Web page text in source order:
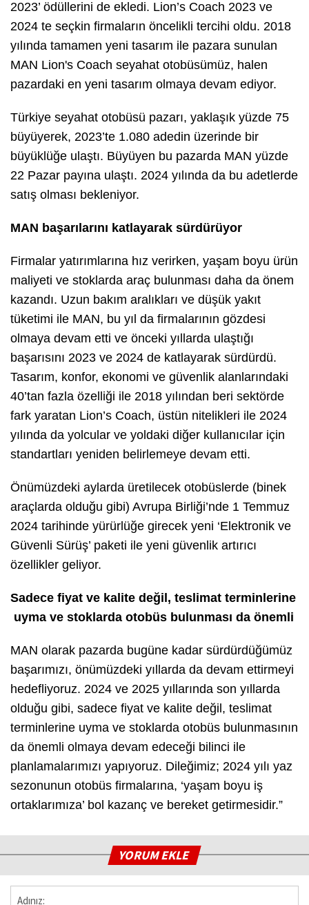
2023’ ödüllerini de ekledi. Lion’s Coach 2023 ve
2024 te seçkin firmaların öncelikli tercihi oldu. 2018
yılında tamamen yeni tasarım ile pazara sunulan
MAN Lion's Coach seyahat otobüsümüz, halen
pazardaki en yeni tasarım olmaya devam ediyor.
Türkiye seyahat otobüsü pazarı, yaklaşık yüzde 75
büyüyerek, 2023’te 1.080 adedin üzerinde bir
büyüklüğe ulaştı. Büyüyen bu pazarda MAN yüzde
22 Pazar payına ulaştı. 2024 yılında da bu adetlerde
satış olması bekleniyor.
MAN başarılarını katlayarak sürdürüyor
Firmalar yatırımlarına hız verirken, yaşam boyu ürün
maliyeti ve stoklarda araç bulunması daha da önem
kazandı. Uzun bakım aralıkları ve düşük yakıt
tüketimi ile MAN, bu yıl da firmalarının gözdesi
olmaya devam etti ve önceki yıllarda ulaştığı
başarısını 2023 ve 2024 de katlayarak sürdürdü.
Tasarım, konfor, ekonomi ve güvenlik alanlarındaki
40’tan fazla özelliği ile 2018 yılından beri sektörde
fark yaratan Lion’s Coach, üstün nitelikleri ile 2024
yılında da yolcular ve yoldaki diğer kullanıcılar için
standartları yeniden belirlemeye devam etti.
Önümüzdeki aylarda üretilecek otobüslerde (binek
araçlarda olduğu gibi) Avrupa Birliği’nde 1 Temmuz
2024 tarihinde yürürlüğe girecek yeni ‘Elektronik ve
Güvenli Sürüş’ paketi ile yeni güvenlik artırıcı
özellikler geliyor.
Sadece fiyat ve kalite değil, teslimat terminlerine
uyma ve stoklarda otobüs bulunması da önemli
MAN olarak pazarda bugüne kadar sürdürdüğümüz
başarımızı, önümüzdeki yıllarda da devam ettirmeyi
hedefliyoruz. 2024 ve 2025 yıllarında son yıllarda
olduğu gibi, sadece fiyat ve kalite değil, teslimat
terminlerine uyma ve stoklarda otobüs bulunmasının
da önemli olmaya devam edeceği bilinci ile
planlamalarımızı yapıyoruz. Dileğimiz; 2024 yılı yaz
sezonunun otobüs firmalarına, ‘yaşam boyu iş
ortaklarımıza’ bol kazanç ve bereket getirmesidir.”
YORUM EKLE